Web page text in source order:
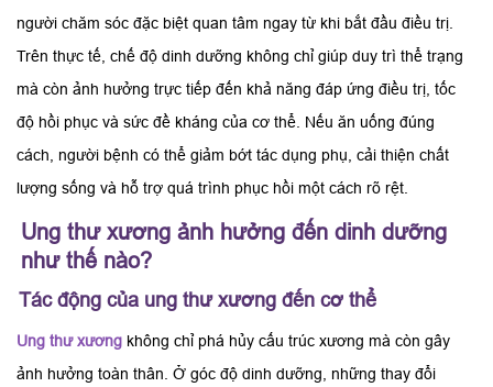
người chăm sóc đặc biệt quan tâm ngay từ khi bắt đầu điều trị.
Trên thực tế, chế độ dinh dưỡng không chỉ giúp duy trì thể trạng
mà còn ảnh hưởng trực tiếp đến khả năng đáp ứng điều trị, tốc
độ hồi phục và sức đề kháng của cơ thể. Nếu ăn uống đúng
cách, người bệnh có thể giảm bớt tác dụng phụ, cải thiện chất
lượng sống và hỗ trợ quá trình phục hồi một cách rõ rệt.
Ung thư xương ảnh hưởng đến dinh dưỡng
như thế nào?
Tác động của ung thư xương đến cơ thể
Ung thư xương không chỉ phá hủy cấu trúc xương mà còn gây
ảnh hưởng toàn thân. Ở góc độ dinh dưỡng, những thay đổi